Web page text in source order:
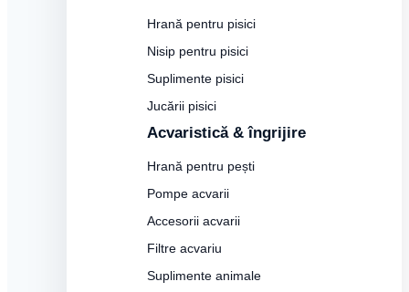
Hrană pentru pisici
Nisip pentru pisici
Suplimente pisici
Jucării pisici
Acvaristică & îngrijire
Hrană pentru pești
Pompe acvarii
Accesorii acvarii
Filtre acvariu
Suplimente animale